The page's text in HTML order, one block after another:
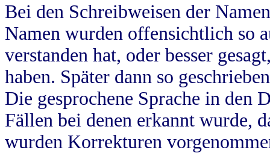
Bei den Schreibweisen der
Namen wurden offensichtlich so
verstanden hat, oder besser
haben. Später dann so
Die gesprochene Sprache in
Fällen bei denen erkannt wurde,
wurden Korrekturen